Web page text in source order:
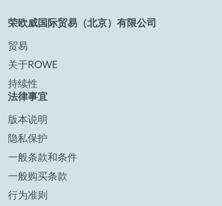
荣欧威国际贸易（北京）有限公司
贸易
关于ROWE
持续性
法律事宜
版本说明
隐私保护
一般条款和条件
一般购买条款
行为准则